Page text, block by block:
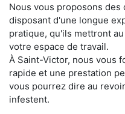
Nous vous proposons
disposant d'une longue
pratique, qu'ils mettront
votre espace de travail.
À Saint-Victor, nous vous
rapide et une prestation
vous pourrez dire au
infestent.